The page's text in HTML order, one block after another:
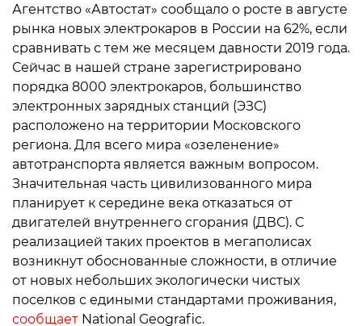
Агентство «Автостат» сообщало о росте в августе
рынка новых электрокаров в России на 62%, если
сравнивать с тем же месяцем давности 2019 года.
Сейчас в нашей стране зарегистрировано
порядка 8000 электрокаров, большинство
электронных зарядных станций (ЭЗС)
расположено на территории Московского
региона. Для всего мира «озеленение»
автотранспорта является важным вопросом.
Значительная часть цивилизованного мира
планирует к середине века отказаться от
двигателей внутреннего сгорания (ДВС). С
реализацией таких проектов в мегаполисах
возникнут обоснованные сложности, в отличие
от новых небольших экологически чистых
поселков с едиными стандартами проживания,
сообщает National Geografic.